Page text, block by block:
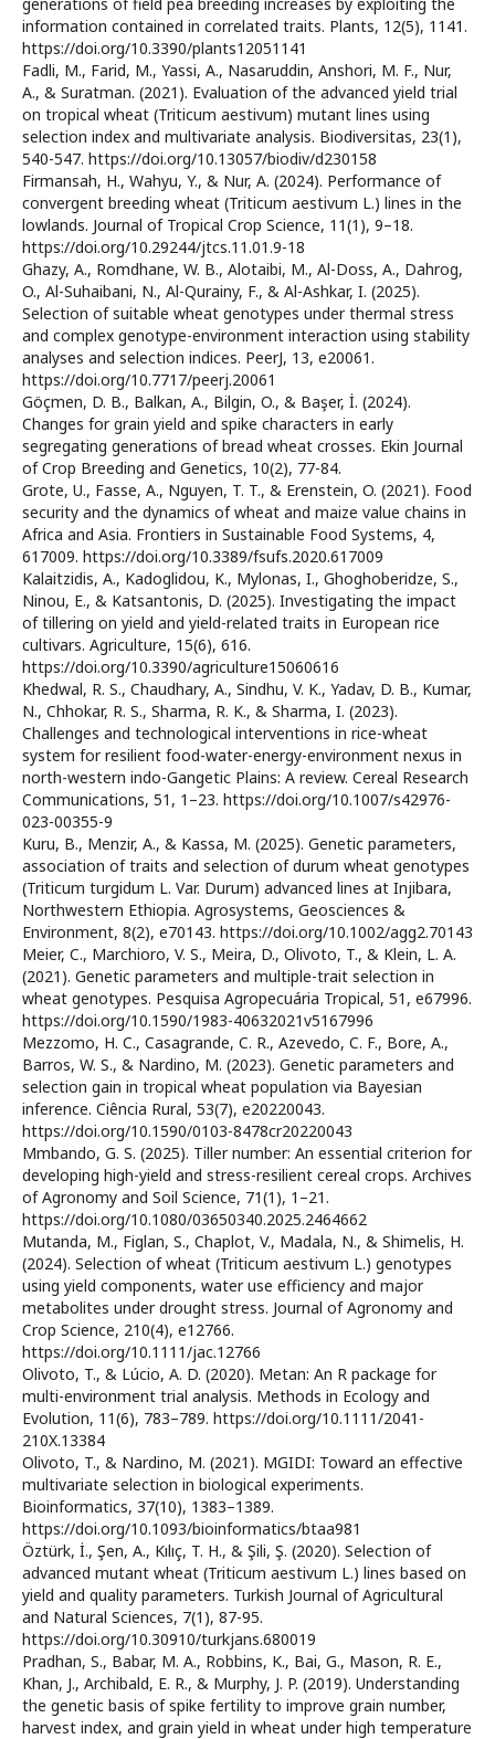
generations of field pea breeding increases by exploiting the
information contained in correlated traits. Plants, 12(5), 1141.
https://doi.org/10.3390/plants12051141
Fadli, M., Farid, M., Yassi, A., Nasaruddin, Anshori, M. F., Nur,
A., & Suratman. (2021). Evaluation of the advanced yield trial
on tropical wheat (Triticum aestivum) mutant lines using
selection index and multivariate analysis. Biodiversitas, 23(1),
540-547. https://doi.org/10.13057/biodiv/d230158
Firmansah, H., Wahyu, Y., & Nur, A. (2024). Performance of
convergent breeding wheat (Triticum aestivum L.) lines in the
lowlands. Journal of Tropical Crop Science, 11(1), 9–18.
https://doi.org/10.29244/jtcs.11.01.9-18
Ghazy, A., Romdhane, W. B., Alotaibi, M., Al-Doss, A., Dahrog,
O., Al-Suhaibani, N., Al-Qurainy, F., & Al-Ashkar, I. (2025).
Selection of suitable wheat genotypes under thermal stress
and complex genotype-environment interaction using stability
analyses and selection indices. PeerJ, 13, e20061.
https://doi.org/10.7717/peerj.20061
Göçmen, D. B., Balkan, A., Bilgin, O., & Başer, İ. (2024).
Changes for grain yield and spike characters in early
segregating generations of bread wheat crosses. Ekin Journal
of Crop Breeding and Genetics, 10(2), 77-84.
Grote, U., Fasse, A., Nguyen, T. T., & Erenstein, O. (2021). Food
security and the dynamics of wheat and maize value chains in
Africa and Asia. Frontiers in Sustainable Food Systems, 4,
617009. https://doi.org/10.3389/fsufs.2020.617009
Kalaitzidis, A., Kadoglidou, K., Mylonas, I., Ghoghoberidze, S.,
Ninou, E., & Katsantonis, D. (2025). Investigating the impact
of tillering on yield and yield-related traits in European rice
cultivars. Agriculture, 15(6), 616.
https://doi.org/10.3390/agriculture15060616
Khedwal, R. S., Chaudhary, A., Sindhu, V. K., Yadav, D. B., Kumar,
N., Chhokar, R. S., Sharma, R. K., & Sharma, I. (2023).
Challenges and technological interventions in rice-wheat
system for resilient food-water-energy-environment nexus in
north-western indo-Gangetic Plains: A review. Cereal Research
Communications, 51, 1–23. https://doi.org/10.1007/s42976-
023-00355-9
Kuru, B., Menzir, A., & Kassa, M. (2025). Genetic parameters,
association of traits and selection of durum wheat genotypes
(Triticum turgidum L. Var. Durum) advanced lines at Injibara,
Northwestern Ethiopia. Agrosystems, Geosciences &
Environment, 8(2), e70143. https://doi.org/10.1002/agg2.70143
Meier, C., Marchioro, V. S., Meira, D., Olivoto, T., & Klein, L. A.
(2021). Genetic parameters and multiple-trait selection in
wheat genotypes. Pesquisa Agropecuária Tropical, 51, e67996.
https://doi.org/10.1590/1983-40632021v5167996
Mezzomo, H. C., Casagrande, C. R., Azevedo, C. F., Bore, A.,
Barros, W. S., & Nardino, M. (2023). Genetic parameters and
selection gain in tropical wheat population via Bayesian
inference. Ciência Rural, 53(7), e20220043.
https://doi.org/10.1590/0103-8478cr20220043
Mmbando, G. S. (2025). Tiller number: An essential criterion for
developing high-yield and stress-resilient cereal crops. Archives
of Agronomy and Soil Science, 71(1), 1–21.
https://doi.org/10.1080/03650340.2025.2464662
Mutanda, M., Figlan, S., Chaplot, V., Madala, N., & Shimelis, H.
(2024). Selection of wheat (Triticum aestivum L.) genotypes
using yield components, water use efficiency and major
metabolites under drought stress. Journal of Agronomy and
Crop Science, 210(4), e12766.
https://doi.org/10.1111/jac.12766
Olivoto, T., & Lúcio, A. D. (2020). Metan: An R package for
multi-environment trial analysis. Methods in Ecology and
Evolution, 11(6), 783–789. https://doi.org/10.1111/2041-
210X.13384
Olivoto, T., & Nardino, M. (2021). MGIDI: Toward an effective
multivariate selection in biological experiments.
Bioinformatics, 37(10), 1383–1389.
https://doi.org/10.1093/bioinformatics/btaa981
Öztürk, İ., Şen, A., Kılıç, T. H., & Şili, Ş. (2020). Selection of
advanced mutant wheat (Triticum aestivum L.) lines based on
yield and quality parameters. Turkish Journal of Agricultural
and Natural Sciences, 7(1), 87-95.
https://doi.org/10.30910/turkjans.680019
Pradhan, S., Babar, M. A., Robbins, K., Bai, G., Mason, R. E.,
Khan, J., Archibald, E. R., & Murphy, J. P. (2019). Understanding
the genetic basis of spike fertility to improve grain number,
harvest index, and grain yield in wheat under high temperature